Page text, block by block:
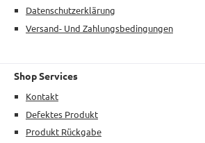
Datenschutzerklärung
Versand- Und Zahlungsbedingungen
Shop Services
Kontakt
Defektes Produkt
Produkt Rückgabe